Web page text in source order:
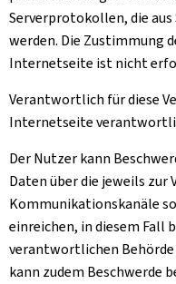
Serverprotokollen, die
werden. Die Zustimmung
Internetseite ist nicht
Verantwortlich für diese
Internetseite
Der Nutzer kann
Daten über die jeweils
Kommunikationskanäle
einreichen, in diesem Fall
verantwortlichen
kann zudem Beschwerde